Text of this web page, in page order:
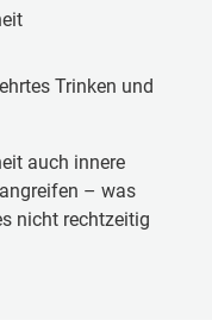
Trinken und
auch innere
– was
nicht rechtzeitig